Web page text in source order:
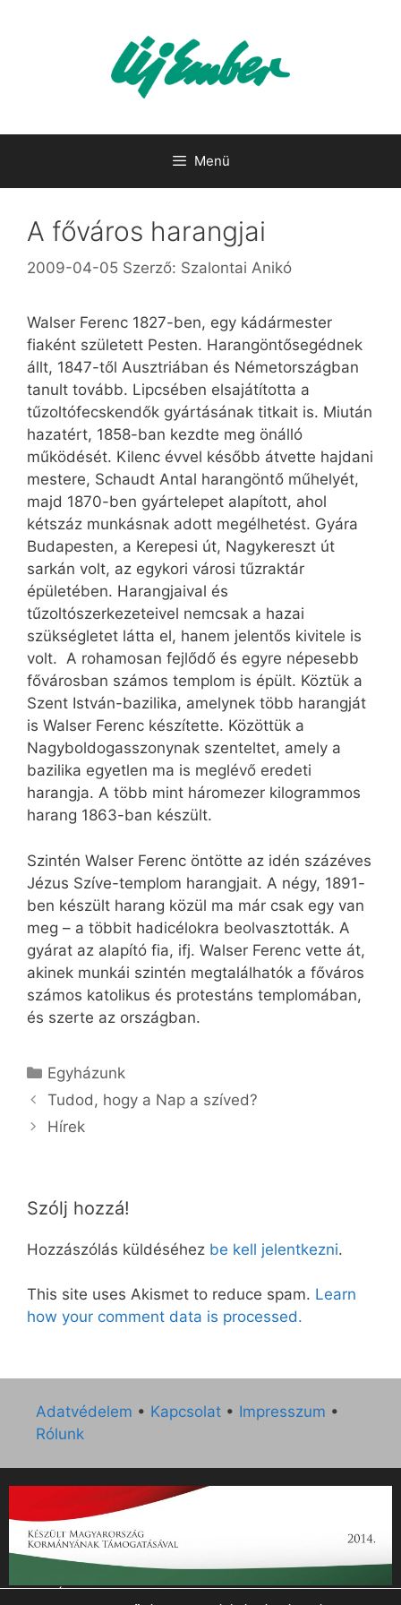
Menü
A főváros harangjai
2009-04-05 Szerző: Szalontai Anikó
Walser Ferenc 1827-ben, egy kádármester
fiaként született Pesten. Harangöntősegédnek
állt, 1847-től Ausztriában és Németországban
tanult tovább. Lipcsében elsajátította a
tűzoltófecskendők gyártásának titkait is. Miután
hazatért, 1858-ban kezdte meg önálló
működését. Kilenc évvel később átvette hajdani
mestere, Schaudt Antal harangöntő műhelyét,
majd 1870-ben gyártelepet alapított, ahol
kétszáz munkásnak adott megélhetést. Gyára
Budapesten, a Kerepesi út, Nagykereszt út
sarkán volt, az egykori városi tűzraktár
épületében. Harangjaival és
tűzoltószerkezeteivel nemcsak a hazai
szükségletet látta el, hanem jelentős kivitele is
volt. A rohamosan fejlődő és egyre népesebb
fővárosban számos templom is épült. Köztük a
Szent István-bazilika, amelynek több harangját
is Walser Ferenc készítette. Közöttük a
Nagyboldogasszonynak szenteltet, amely a
bazilika egyetlen ma is meglévő eredeti
harangja. A több mint háromezer kilogrammos
harang 1863-ban készült.
Szintén Walser Ferenc öntötte az idén százéves
Jézus Szíve-templom harangjait. A négy, 1891-
ben készült harang közül ma már csak egy van
meg – a többit hadicélokra beolvasztották. A
gyárat az alapító fia, ifj. Walser Ferenc vette át,
akinek munkái szintén megtalálhatók a főváros
számos katolikus és protestáns templomában,
és szerte az országban.
Kategória
Egyházunk
Tudod, hogy a Nap a szíved?
Hírek
Szólj hozzá!
Hozzászólás küldéséhez be kell jelentkezni.
This site uses Akismet to reduce spam. Learn
how your comment data is processed.
Adatvédelem • Kapcsolat • Impresszum •
Rólunk
„Az Új Ember katolikus hetilap 2014. évi működésének